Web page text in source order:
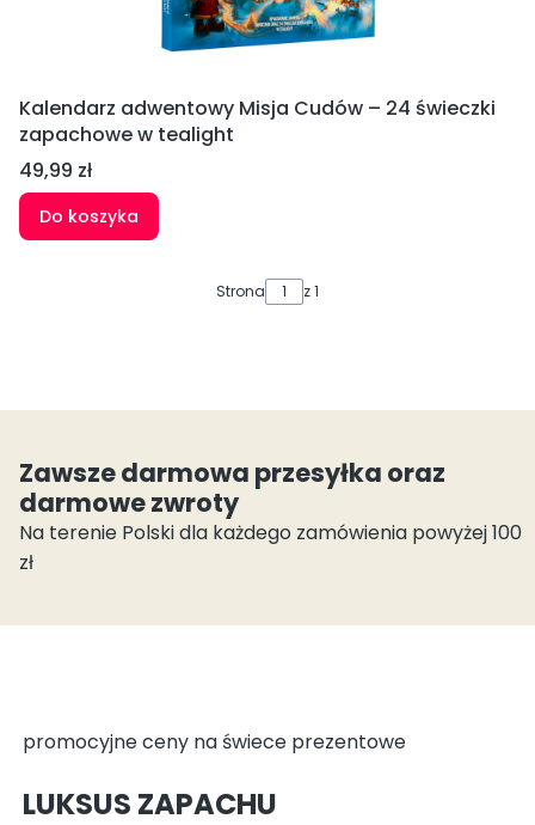
Kalendarz adwentowy Misja Cudów – 24 świeczki
zapachowe w tealight
Cena
49,99 zł
Do koszyka
Strona z 1
Zawsze darmowa przesyłka oraz
darmowe zwroty
Na terenie Polski dla każdego zamówienia powyżej 100
zł
promocyjne ceny na świece prezentowe
LUKSUS ZAPACHU